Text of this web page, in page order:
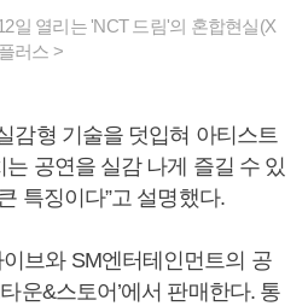
일 열리는 'NCT 드림'의 혼합현실(X
러스 >
감형 기술을 덧입혀 아티스트
공연을 실감 나게 즐길 수 있
특징이다”고 설명했다.
브와 SM엔터테인먼트의 공
운&스토어’에서 판매한다. 통